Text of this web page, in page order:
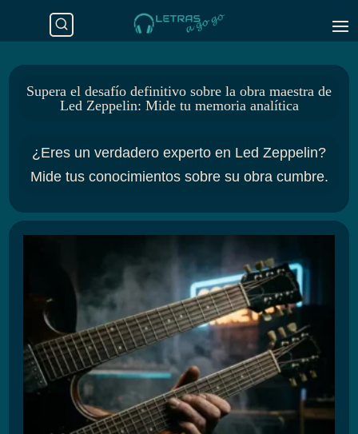
Supera el desafío definitivo sobre la obra maestra de
Led Zeppelin: Mide tu memoria analítica
¿Eres un verdadero experto en Led Zeppelin?
Mide tus conocimientos sobre su obra cumbre.